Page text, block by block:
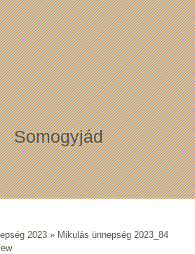
Somogyjád
2023 » Mikulás ünnepség 2023_84